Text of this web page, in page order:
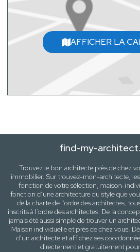
AFFICHER LA
find-my-
Trouvez le bon architecte près dechez
immobilier. Sur trouvez-mon-architecte, les
fonction de votre sélection, maison-
fonction d’une architecturedu style que
de la charte de l’ordre des architectes,
inscrits à l’ordre des architectes. De la
jamais été aussi simple de trouver un
Maison individuelleet près dechez vous.
d’un architecte et affichez ses
directement et gratuitement pour